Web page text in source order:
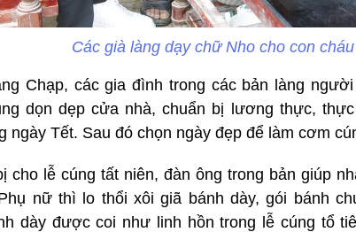
Các già làng dạy chữ Nho cho con
Chạp, các gia đình trong các bản làng
dọn dẹp cửa nhà, chuẩn bị lương thực,
ngày Tết. Sau đó chọn ngày đẹp để làm cơm
cho lễ cúng tất niên, đàn ông trong bản giúp
nữ thì lo thổi xôi giã bánh dày, gói bánh
dày được coi như linh hồn trong lễ cúng tổ